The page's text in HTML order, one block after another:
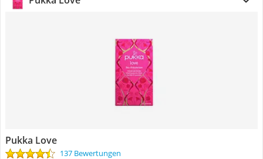
Pukka Love
137 Bewertungen